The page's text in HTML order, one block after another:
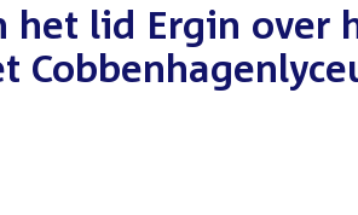
het lid Ergin over